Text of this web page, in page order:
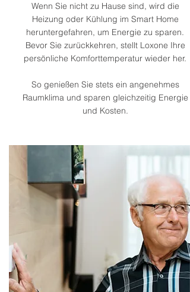
Wenn Sie nicht zu Hause sind, wird die
Heizung oder Kühlung im Smart Home
heruntergefahren, um Energie zu sparen.
Bevor Sie zurückkehren, stellt Loxone Ihre
persönliche Komforttemperatur wieder her.
So genießen Sie stets ein angenehmes
Raumklima und sparen gleichzeitig Energie
und Kosten.